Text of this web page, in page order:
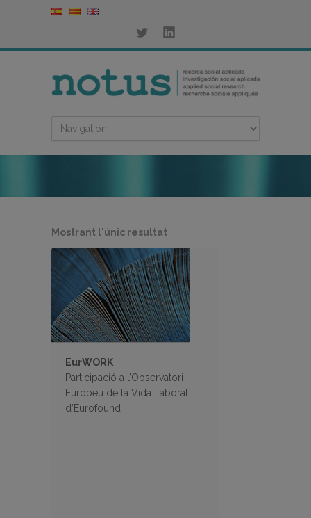
Mostrant l'únic resultat
EurWORK
Participació a l’Observatori
Europeu de la Vida Laboral
d’Eurofound